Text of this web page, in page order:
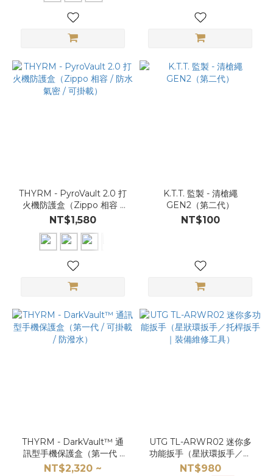
THYRM - PyroVault 2.0 打
火機防護盒（Zippo 相容 /
防水氣密 / 可掛載）
NT$1,580
K.T.T. 監製 - 清槍繩
GEN2（第二代）
NT$100
THYRM - DarkVault™ 通
訊型手機保護盒（第一代 /
可掛載 / 防潑水）
NT$2,320 ~
UTG TL-ARWR02 迷你多
功能扳手（星狀環扳手／托
桿扳手｜裝備維修工具）
NT$980